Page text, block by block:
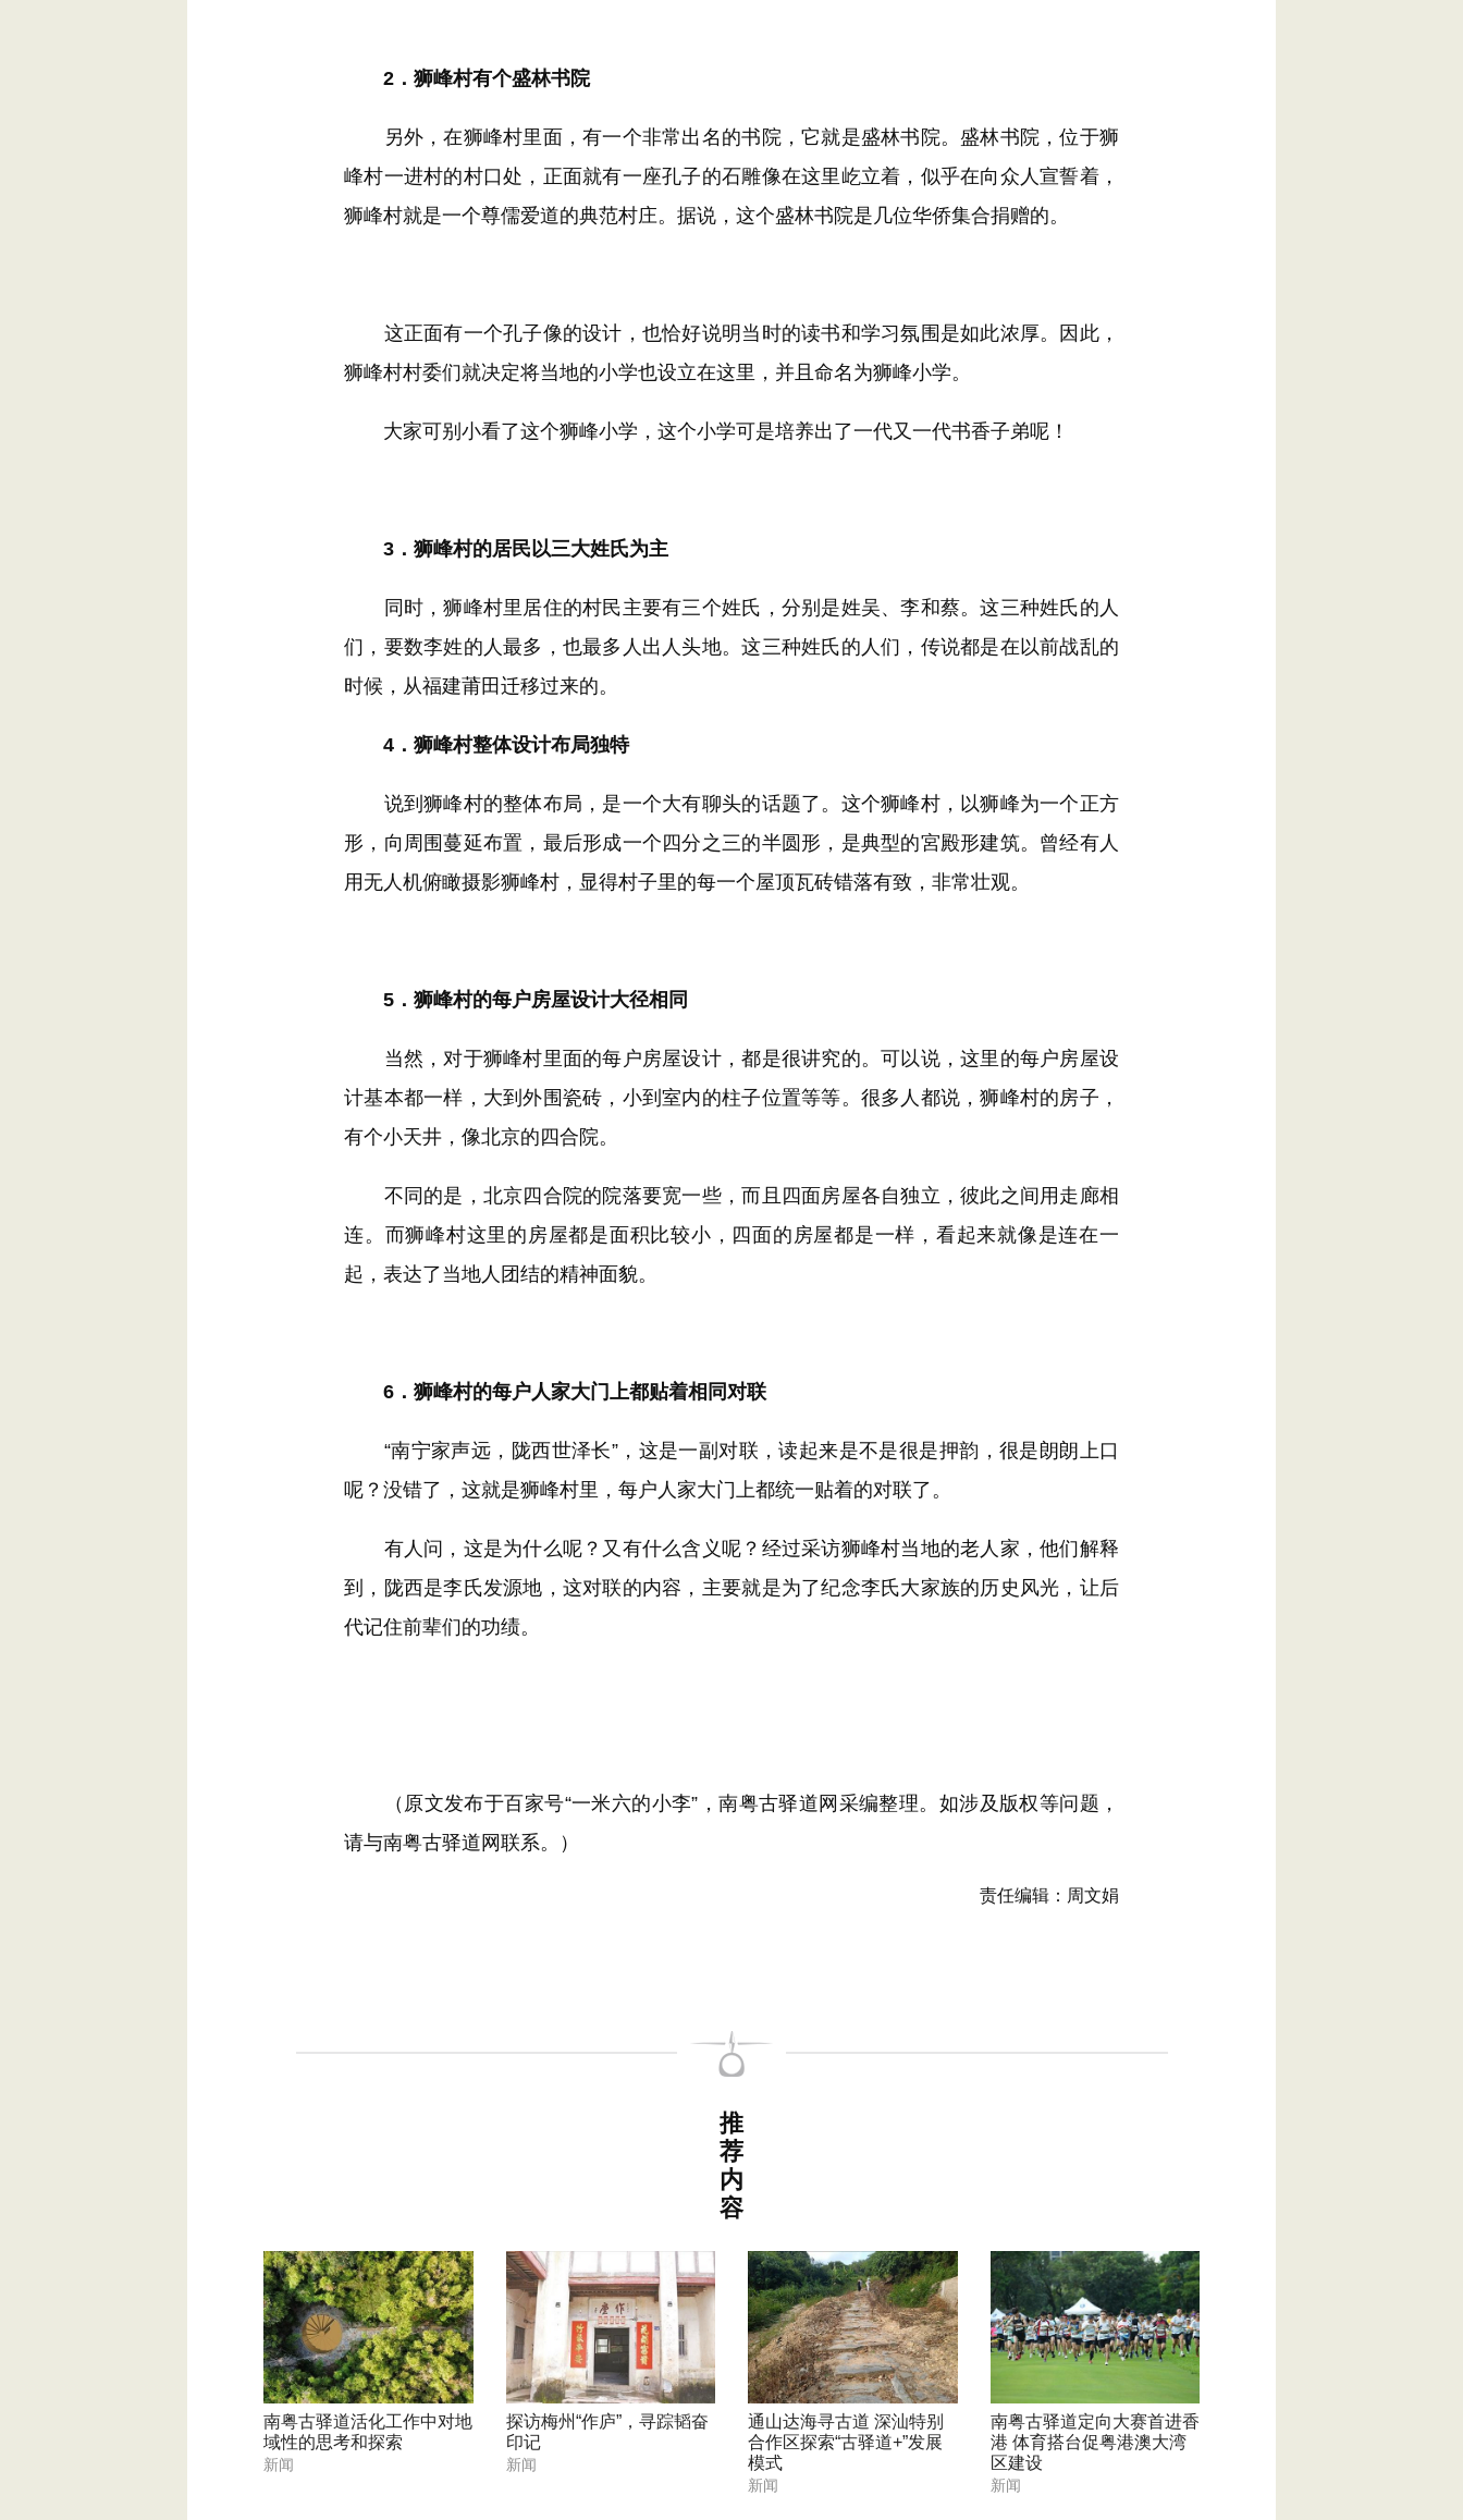
2．狮峰村有个盛林书院
另外，在狮峰村里面，有一个非常出名的书院，它就是盛林书院。盛林书院，位于狮
峰村一进村的村口处，正面就有一座孔子的石雕像在这里屹立着，似乎在向众人宣誓着，
狮峰村就是一个尊儒爱道的典范村庄。据说，这个盛林书院是几位华侨集合捐赠的。
这正面有一个孔子像的设计，也恰好说明当时的读书和学习氛围是如此浓厚。因此，
狮峰村村委们就决定将当地的小学也设立在这里，并且命名为狮峰小学。
大家可别小看了这个狮峰小学，这个小学可是培养出了一代又一代书香子弟呢！
3．狮峰村的居民以三大姓氏为主
同时，狮峰村里居住的村民主要有三个姓氏，分别是姓吴、李和蔡。这三种姓氏的人
们，要数李姓的人最多，也最多人出人头地。这三种姓氏的人们，传说都是在以前战乱的
时候，从福建莆田迁移过来的。
4．狮峰村整体设计布局独特
说到狮峰村的整体布局，是一个大有聊头的话题了。这个狮峰村，以狮峰为一个正方
形，向周围蔓延布置，最后形成一个四分之三的半圆形，是典型的宮殿形建筑。曾经有人
用无人机俯瞰摄影狮峰村，显得村子里的每一个屋顶瓦砖错落有致，非常壮观。
5．狮峰村的每户房屋设计大径相同
当然，对于狮峰村里面的每户房屋设计，都是很讲究的。可以说，这里的每户房屋设
计基本都一样，大到外围瓷砖，小到室内的柱子位置等等。很多人都说，狮峰村的房子，
有个小天井，像北京的四合院。
不同的是，北京四合院的院落要宽一些，而且四面房屋各自独立，彼此之间用走廊相
连。而狮峰村这里的房屋都是面积比较小，四面的房屋都是一样，看起来就像是连在一
起，表达了当地人团结的精神面貌。
6．狮峰村的每户人家大门上都贴着相同对联
“南宁家声远，陇西世泽长”，这是一副对联，读起来是不是很是押韵，很是朗朗上口
呢？没错了，这就是狮峰村里，每户人家大门上都统一贴着的对联了。
有人问，这是为什么呢？又有什么含义呢？经过采访狮峰村当地的老人家，他们解释
到，陇西是李氏发源地，这对联的内容，主要就是为了纪念李氏大家族的历史风光，让后
代记住前辈们的功绩。
（原文发布于百家号“一米六的小李”，南粤古驿道网采编整理。如涉及版权等问题，
请与南粤古驿道网联系。）
责任编辑：周文娟
推
荐
内
容
南粤古驿道活化工作中对地
域性的思考和探索
新闻
探访梅州“作庐”，寻踪韬奋
印记
新闻
通山达海寻古道 深汕特别
合作区探索“古驿道+”发展
模式
新闻
南粤古驿道定向大赛首进香
港 体育搭台促粤港澳大湾
区建设
新闻